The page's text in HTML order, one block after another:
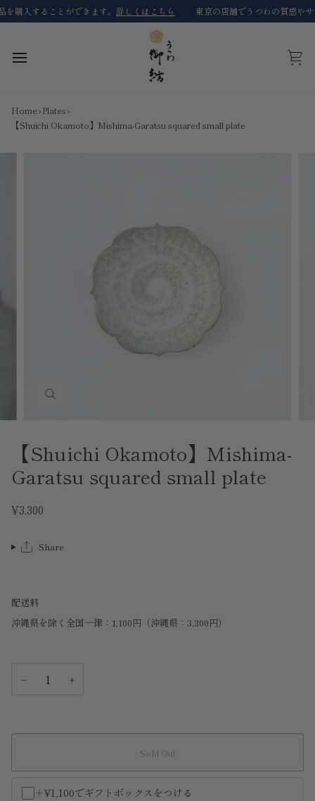
Skip
to
入することができます。 詳しくはこちら 東京の店舗でうつわの質感やサイ
Cart
Home›Plates›
【Shuichi Okamoto】Mishima-Garatsu squared small plate
【Shuichi Okamoto】Mishima-
Garatsu squared small plate
¥3,300
Share
配送料
沖縄県を除く全国一律：1,100円（沖縄県：3,300円）
− +
Sold Out
＋¥1,100でギフトボックスをつける